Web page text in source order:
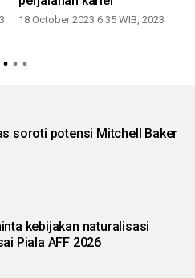
18 October 2023 6:35 WIB, 2023
soroti potensi Mitchell Baker
kebijakan naturalisasi
Piala AFF 2026